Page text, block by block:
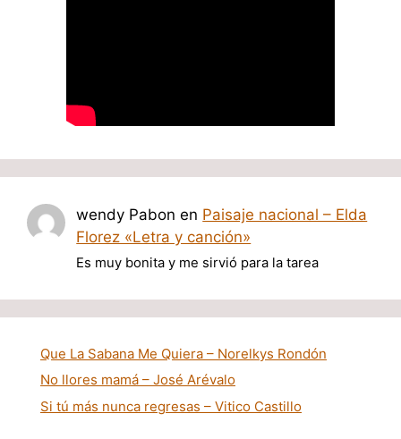
wendy Pabon en Paisaje nacional – Elda
Florez «Letra y canción»
Es muy bonita y me sirvió para la tarea
Que La Sabana Me Quiera – Norelkys Rondón
No llores mamá – José Arévalo
Si tú más nunca regresas – Vitico Castillo